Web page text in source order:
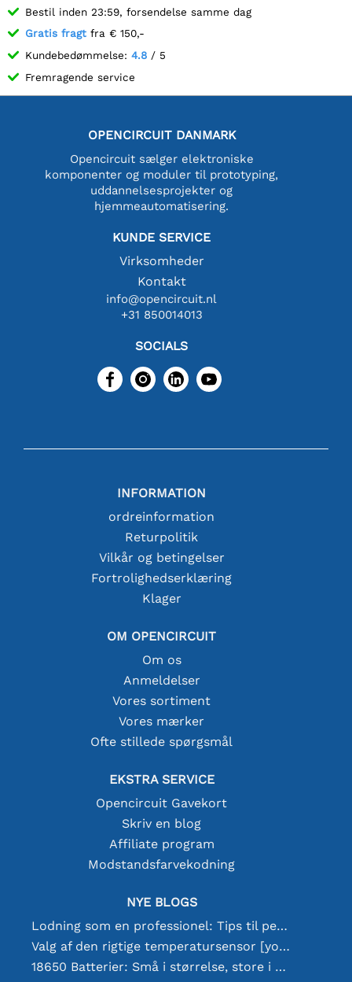
Bestil inden 23:59, forsendelse samme dag
Gratis fragt fra € 150,-
Kundebedømmelse: 4.8 / 5
Fremragende service
OPENCIRCUIT DANMARK
Opencircuit sælger elektroniske
komponenter og moduler til prototyping,
uddannelsesprojekter og
hjemmeautomatisering.
KUNDE SERVICE
Virksomheder
Kontakt
info@opencircuit.nl
+31 850014013
SOCIALS
INFORMATION
ordreinformation
Returpolitik
Vilkår og betingelser
Fortrolighedserklæring
Klager
OM OPENCIRCUIT
Om os
Anmeldelser
Vores sortiment
Vores mærker
Ofte stillede spørgsmål
EKSTRA SERVICE
Opencircuit Gavekort
Skriv en blog
Affiliate program
Modstandsfarvekodning
NYE BLOGS
Lodning som en professionel: Tips til perfekte elektroniske forbindelser
Valg af den rigtige temperatursensor [youtube]
18650 Batterier: Små i størrelse, store i ydeevne